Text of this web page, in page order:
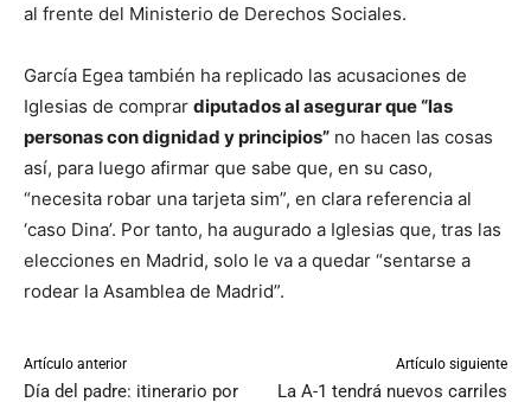
al frente del Ministerio de Derechos Sociales.
García Egea también ha replicado las acusaciones de
Iglesias de comprar diputados al asegurar que “las
personas con dignidad y principios” no hacen las cosas
así, para luego afirmar que sabe que, en su caso,
“necesita robar una tarjeta sim”, en clara referencia al
‘caso Dina’. Por tanto, ha augurado a Iglesias que, tras las
elecciones en Madrid, solo le va a quedar “sentarse a
rodear la Asamblea de Madrid”.
Artículo anterior
Día del padre: itinerario por
Artículo siguiente
La A-1 tendrá nuevos carriles